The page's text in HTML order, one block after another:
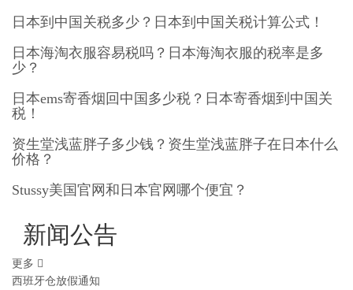
日本到中国关税多少？日本到中国关税计算公式！
日本海淘衣服容易税吗？日本海淘衣服的税率是多
少？
日本ems寄香烟回中国多少税？日本寄香烟到中国关
税！
资生堂浅蓝胖子多少钱？资生堂浅蓝胖子在日本什么
价格？
Stussy美国官网和日本官网哪个便宜？
新闻公告
更多
西班牙仓放假通知